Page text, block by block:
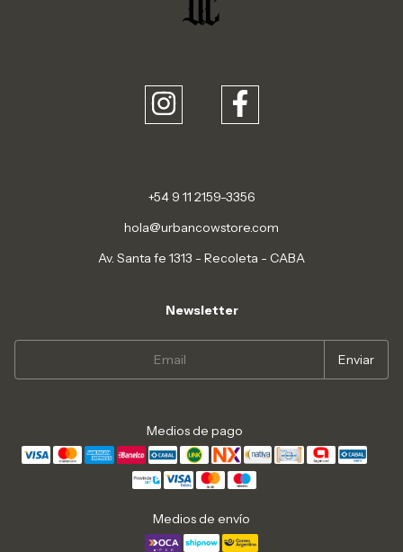
+54 9 11 2159-3356
hola@urbancowstore.com
Av. Santa fe 1313 - Recoleta - CABA
Newsletter
Medios de pago
Medios de envío